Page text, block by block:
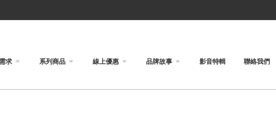
求 系列商品 線上優惠 品牌故事 影音特輯 聯絡我們